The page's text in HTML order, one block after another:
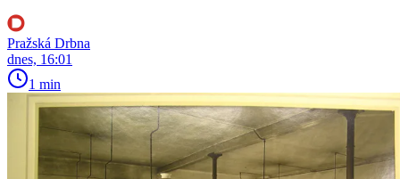
Pražská Drbna
dnes, 16:01
1 min